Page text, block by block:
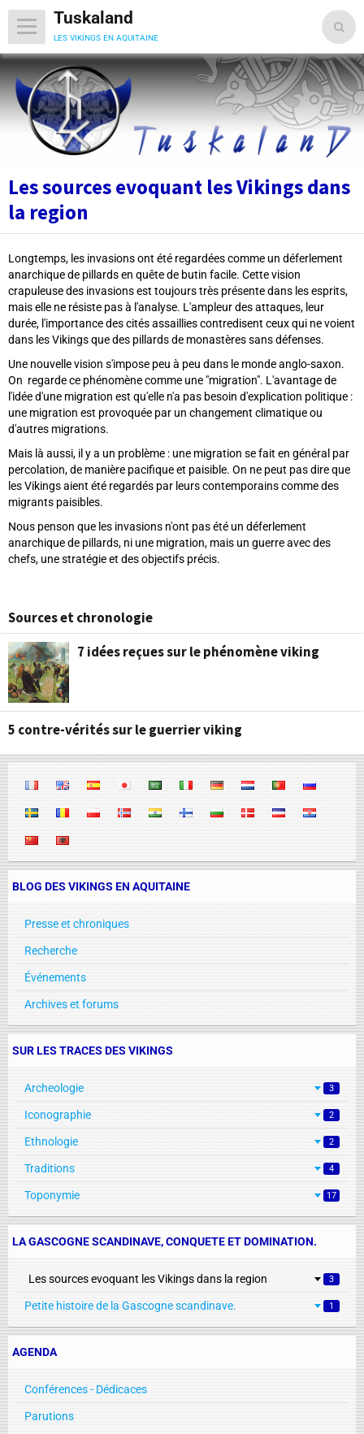
Tuskaland
les vikings en aquitaine
Les sources evoquant les Vikings dans
la region
Longtemps, les invasions ont été regardées comme un déferlement
anarchique de pillards en quête de butin facile. Cette vision
crapuleuse des invasions est toujours très présente dans les esprits,
mais elle ne résiste pas à l'analyse. L'ampleur des attaques, leur
durée, l'importance des cités assaillies contredisent ceux qui ne voient
dans les Vikings que des pillards de monastères sans défenses.
Une nouvelle vision s'impose peu à peu dans le monde anglo-saxon.
On regarde ce phénomène comme une "migration". L'avantage de
l'idée d'une migration est qu'elle n'a pas besoin d'explication politique :
une migration est provoquée par un changement climatique ou
d'autres migrations.
Mais là aussi, il y a un problème : une migration se fait en général par
percolation, de manière pacifique et paisible. On ne peut pas dire que
les Vikings aient été regardés par leurs contemporains comme des
migrants paisibles.
Nous penson que les invasions n'ont pas été un déferlement
anarchique de pillards, ni une migration, mais un guerre avec des
chefs, une stratégie et des objectifs précis.
Sources et chronologie
7 idées reçues sur le phénomène viking
5 contre-vérités sur le guerrier viking
BLOG DES VIKINGS EN AQUITAINE
Presse et chroniques
Recherche
Événements
Archives et forums
SUR LES TRACES DES VIKINGS
Archeologie 3
Iconographie 2
Ethnologie 2
Traditions 4
Toponymie 17
LA GASCOGNE SCANDINAVE, CONQUETE ET DOMINATION.
Les sources evoquant les Vikings dans la region 3
Petite histoire de la Gascogne scandinave. 1
AGENDA
Conférences - Dédicaces
Parutions